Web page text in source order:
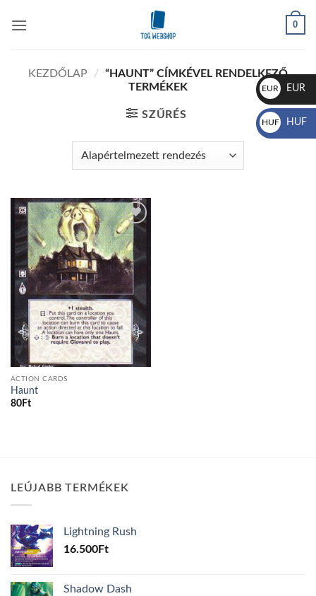
0
KEZDŐLAP /
“HAUNT” CÍMKÉVEL RENDELKEZŐ
TERMÉKEK
SZŰRÉS
Add to
wishlist
ACTION CARDS
Haunt
80Ft
LEÚJABB TERMÉKEK
Lightning Rush
16.500Ft
Shadow Dash
EUR
€
EUR
HUF
Ft
HUF